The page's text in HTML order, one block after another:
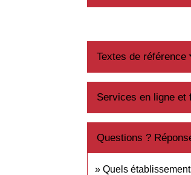
Textes de référence
Services en ligne et
Questions ?
Quels